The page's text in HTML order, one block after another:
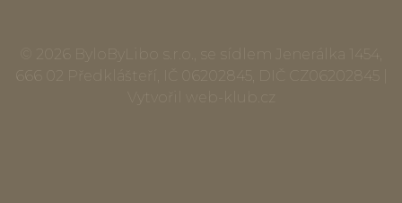
© 2026 ByloByLibo s.r.o., se sídlem Jenerálka 1454,
666 02 Předklášteří, IČ 06202845, DIČ CZ06202845 |
Vytvořil